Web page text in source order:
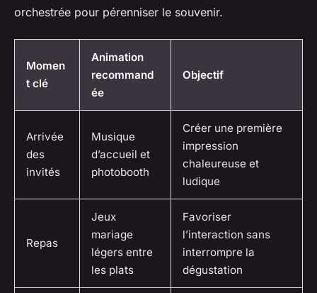
orchestrée pour pérenniser le souvenir.
Momen
t clé
Animation
recommand
ée
Objectif
Arrivée
des
invités
Musique
d’accueil et
photobooth
Créer une première
impression
chaleureuse et
ludique
Repas
Jeux
mariage
légers entre
les plats
Favoriser
l’interaction sans
interrompre la
dégustation